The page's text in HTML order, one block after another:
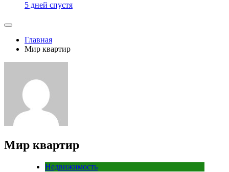
5 дней спустя
Главная
Мир квартир
Мир квартир
Недвижимость